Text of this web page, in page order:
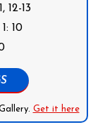
12-13
10
Get it here